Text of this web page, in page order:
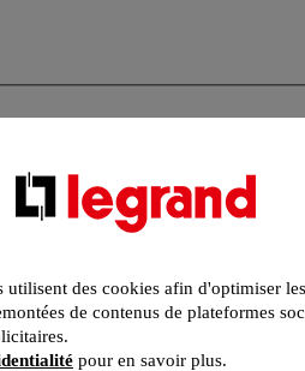
utilisent des cookies afin d'optimiser
de contenus de plateformes
pour en savoir plus.